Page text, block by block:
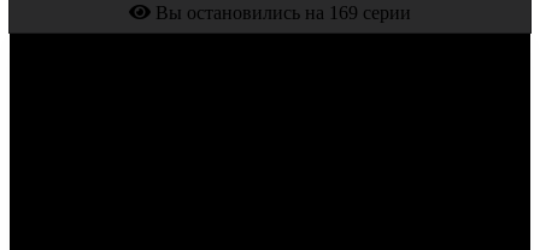
Вы остановились на 169 серии